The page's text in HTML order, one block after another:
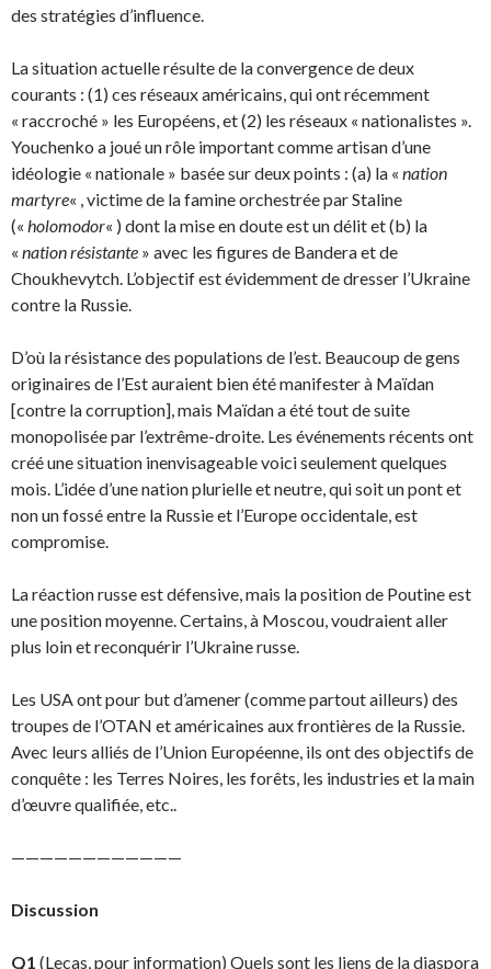
des stratégies d’influence.
La situation actuelle résulte de la convergence de deux
courants : (1) ces réseaux américains, qui ont récemment
« raccroché » les Européens, et (2) les réseaux « nationalistes ».
Youchenko a joué un rôle important comme artisan d’une
idéologie « nationale » basée sur deux points : (a) la « nation
martyre« , victime de la famine orchestrée par Staline
(« holomodor« ) dont la mise en doute est un délit et (b) la
« nation résistante » avec les figures de Bandera et de
Choukhevytch. L’objectif est évidemment de dresser l’Ukraine
contre la Russie.
D’où la résistance des populations de l’est. Beaucoup de gens
originaires de l’Est auraient bien été manifester à Maïdan
[contre la corruption], mais Maïdan a été tout de suite
monopolisée par l’extrême-droite. Les événements récents ont
créé une situation inenvisageable voici seulement quelques
mois. L’idée d’une nation plurielle et neutre, qui soit un pont et
non un fossé entre la Russie et l’Europe occidentale, est
compromise.
La réaction russe est défensive, mais la position de Poutine est
une position moyenne. Certains, à Moscou, voudraient aller
plus loin et reconquérir l’Ukraine russe.
Les USA ont pour but d’amener (comme partout ailleurs) des
troupes de l’OTAN et américaines aux frontières de la Russie.
Avec leurs alliés de l’Union Européenne, ils ont des objectifs de
con­quête : les Terres Noires, les forêts, les industries et la main
d’œuvre qualifiée, etc..
————————————
Discussion
Q1 (Lecas, pour information) Quels sont les liens de la diaspora